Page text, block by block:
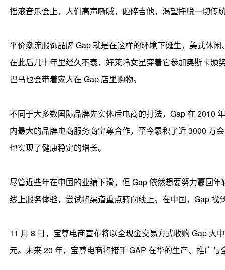
摇滚音乐会上，人们高声嘶喊，砸碎吉他，渴望挣脱一切传
平价潮流服饰品牌 Gap 就是在这样的环境下诞生，美式休
在此后几十年里经久不衰，好莱坞女星穿着它参加奥斯卡颁
巴马也会带着家人在 Gap 店里购物。
不同于大多数国际品牌先实体后电商的打法，Gap 在 2010
内最大的品牌电商服务商宝尊合作，至今累积了近 3000 万
也实现了健康稳定的增长。
尽管近些年在中国的业绩下滑，但 Gap 依然想要努力赢回
线上服务体验，尝试将渠道重点转向线上。在中国，Gap
11 月 8 日，宝尊电商宣布将以全现金交易方式收购 Gap 大
元。未来 20 年，宝尊电商将接手 GAP 在华的生产、推广